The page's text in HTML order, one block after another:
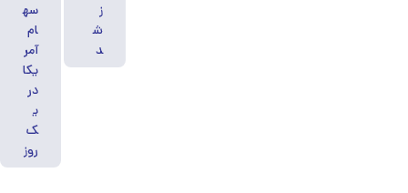
ز
ش
د
سه
ام
آمر
یکا
در
ی
ک
روز